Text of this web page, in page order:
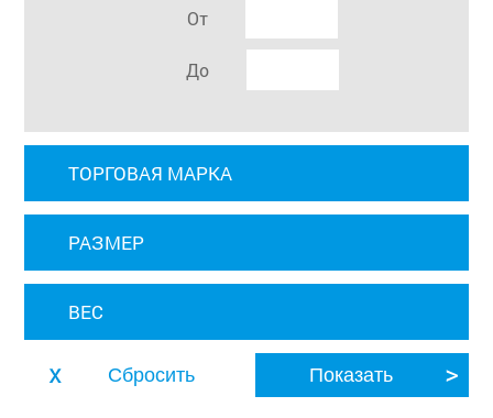
От
До
ТОРГОВАЯ МАРКА
РАЗМЕР
ВЕС